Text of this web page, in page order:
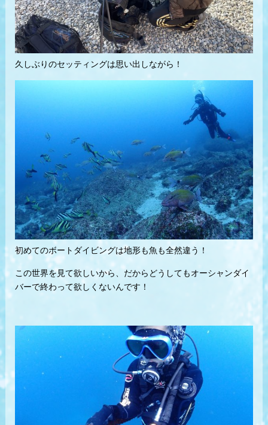
久しぶりのセッティングは思い出しながら！
初めてのボートダイビングは地形も魚も全然違う！
この世界を見て欲しいから、だからどうしてもオーシャンダイ
バーで終わって欲しくないんです！